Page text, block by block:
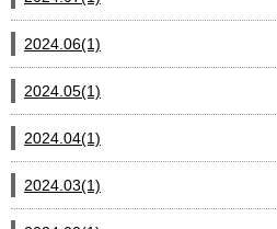
2024.06(1)
2024.05(1)
2024.04(1)
2024.03(1)